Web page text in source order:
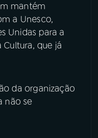
mantém
a Unesco,
Unidas para a
Cultura, que já
da organização
não se